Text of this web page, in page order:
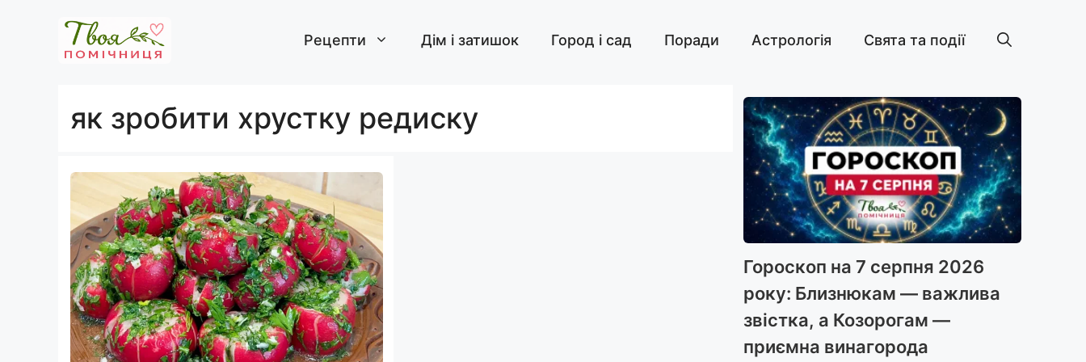
Рецепти Дім і затишок Город і сад Поради Астрологія Свята та події
як зробити хрустку редиску
Гороскоп на 7 серпня 2026
року: Близнюкам — важлива
звістка, а Козорогам —
приємна винагорода